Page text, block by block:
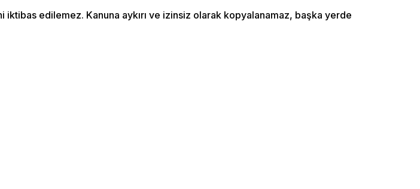
edilemez. Kanuna aykırı ve izinsiz olarak kopyalanamaz, başka yerde